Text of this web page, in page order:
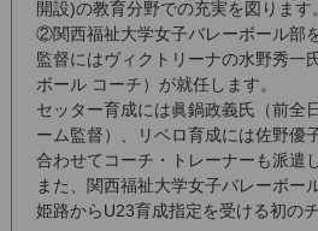
開設)の教育分野での充実を図ります。
②関西福祉大学女子バレーボール部
監督にはヴィクトリーナの水野秀一
ボール コーチ）が就任します。
セッター育成には眞鍋政義氏（前全
ーム監督）、リベロ育成には佐野優
合わせてコーチ・トレーナーも派遣
また、関西福祉大学女子バレーボー
姫路からU23育成指定を受ける初の